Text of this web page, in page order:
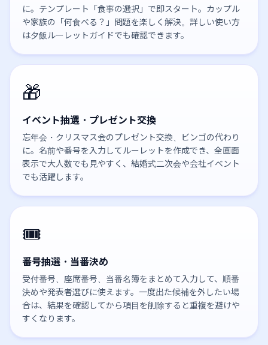
に。テンプレート「食事の選択」で即スタート。カップル
や家族の「何食べる？」問題を楽しく解決。詳しい使い方
は夕飯ルーレットガイドでも確認できます。
🎁
イベント抽選・プレゼント交換
忘年会・クリスマス会のプレゼント交換、ビンゴの代わり
に。名前や番号を入力してルーレットを作成でき、全画面
表示で大人数でも見やすく、結婚式二次会や会社イベント
でも活躍します。
🎟️
番号抽選・当番決め
受付番号、座席番号、当番名簿をまとめて入力して、順番
決めや発表者選びに使えます。一度出た候補を外したい場
合は、結果を確認してから項目を削除すると重複を避けや
すくなります。